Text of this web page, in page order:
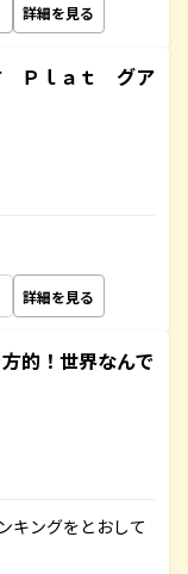
詳細を見る
Ｐｌａｔ グア
詳細を見る
的！世界なんで
キングをとおして